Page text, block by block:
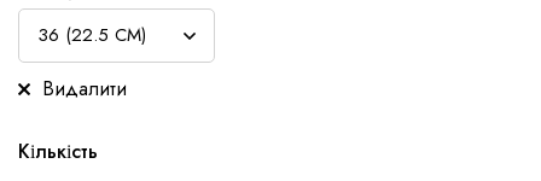
Видалити
Кількість